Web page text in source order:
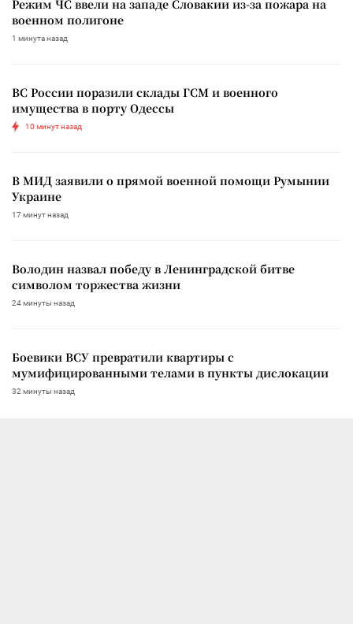
Режим ЧС ввели на западе Словакии из-за пожара на
военном полигоне
1 минута назад
ВС России поразили склады ГСМ и военного
имущества в порту Одессы
10 минут назад
В МИД заявили о прямой военной помощи Румынии
Украине
17 минут назад
Володин назвал победу в Ленинградской битве
символом торжества жизни
24 минуты назад
Боевики ВСУ превратили квартиры с
мумифицированными телами в пункты дислокации
32 минуты назад